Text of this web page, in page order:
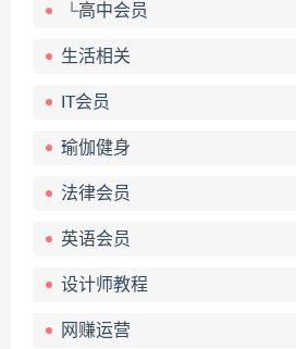
└高中会员
生活相关
IT会员
瑜伽健身
法律会员
英语会员
设计师教程
网赚运营